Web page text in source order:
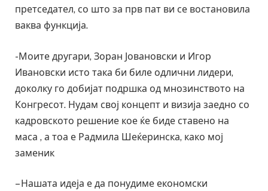
претседател, со што за прв пат ви се востановила
ваква функција.
-Моите другари, Зоран Јовановски и Игор
Ивановски исто така би биле одлични лидери,
доколку го добијат подршка од мнозинството на
Конгресот. Нудам свој концепт и визија заедно со
кадровското решение кое ќе биде ставено на
маса , а тоа е Радмила Шеќеринска, како мој
заменик
– Нашата идеја е да понудиме економски